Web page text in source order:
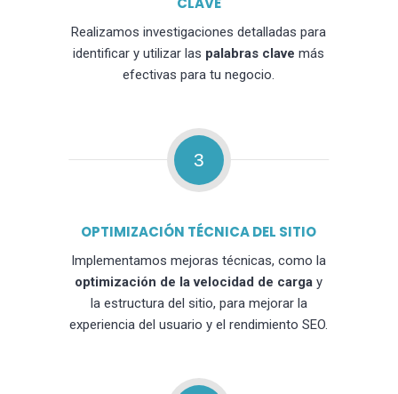
Realizamos investigaciones detalladas para
identificar y utilizar las palabras clave más
efectivas para tu negocio.
3
OPTIMIZACIÓN TÉCNICA DEL SITIO
Implementamos mejoras técnicas, como la
optimización de la velocidad de carga y
la estructura del sitio, para mejorar la
experiencia del usuario y el rendimiento SEO.